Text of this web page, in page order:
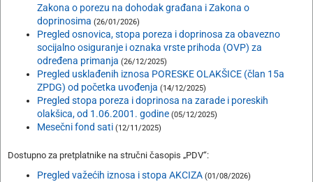
Zakona o porezu na dohodak građana i Zakona o
doprinosima (26/01/2026)
Pregled osnovica, stopa poreza i doprinosa za obavezno
socijalno osiguranje i oznaka vrste prihoda (OVP) za
određena primanja (26/12/2025)
Pregled usklađenih iznosa PORESKE OLAKŠICE (član 15a
ZPDG) od početka uvođenja (14/12/2025)
Pregled stopa poreza i doprinosa na zarade i poreskih
olakšica, od 1.06.2001. godine (05/12/2025)
Mesečni fond sati (12/11/2025)
Dostupno za pretplatnike na stručni časopis „PDV“:
Pregled važećih iznosa i stopa AKCIZA (01/08/2026)